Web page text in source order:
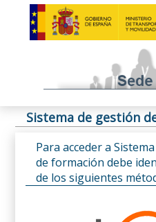
Sistema de gestión
Para acceder a
de formación debe
de los siguientes